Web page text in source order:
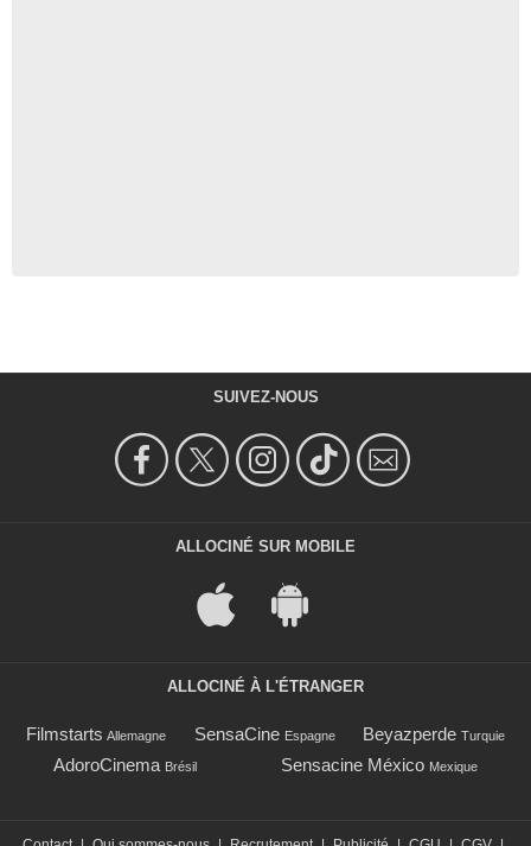
SUIVEZ-NOUS
ALLOCINÉ SUR MOBILE
ALLOCINÉ À L'ÉTRANGER
Filmstarts Allemagne SensaCine Espagne Beyazperde Turquie
AdoroCinema Brésil Sensacine México Mexique